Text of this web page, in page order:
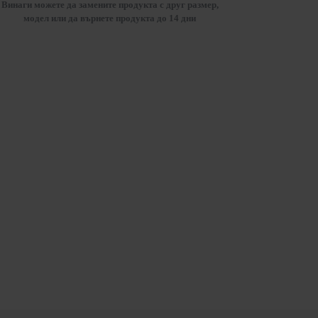
Винаги можете да замените продукта с друг размер,
модел или да върнете продукта до 14 дни